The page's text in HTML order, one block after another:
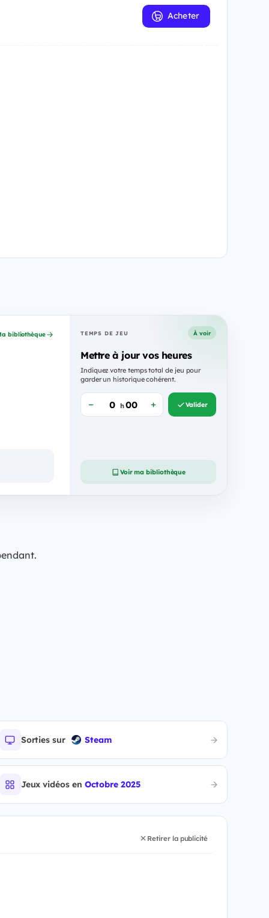
Acheter
bibliothèque TEMPS DE JEU À voir
Mettre à jour vos heures
Indiquez votre temps total de jeu pour
garder un historique cohérent.
h Valider
Voir ma bibliothèque
Sorties sur Steam
Jeux vidéos en Octobre 2025
Retirer la publicité